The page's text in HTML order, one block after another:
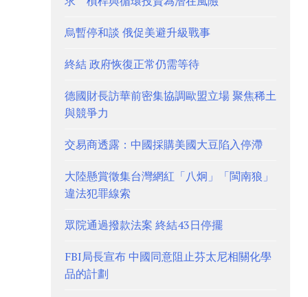
烏暫停和談 俄促美避升級戰事
終結 政府恢復正常仍需等待
德國財長訪華前密集協調歐盟立場 聚焦稀土
與競爭力
交易商透露：中國採購美國大豆陷入停滯
大陸懸賞徵集台灣網紅「八炯」「閩南狼」
違法犯罪線索
眾院通過撥款法案 終結43日停擺
FBI局長宣布 中國同意阻止芬太尼相關化學
品的計劃